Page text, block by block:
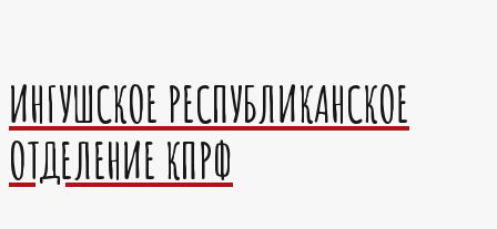
ИНГУШСКОЕ РЕСПУБЛИКАНСКОЕ
ОТДЕЛЕНИЕ КПРФ